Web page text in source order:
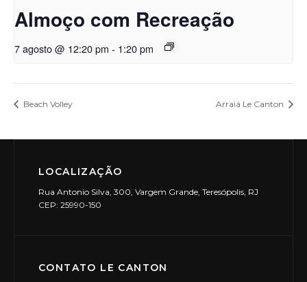
Almoço com Recreação
7 agosto @ 12:20 pm - 1:20 pm
Beach Volley Arraiá Le Canton
LOCALIZAÇÃO
Rua Antonio Silva, 300, Vargem Grande, Teresópolis, RJ
CEP: 25990-150
CONTATO LE CANTON